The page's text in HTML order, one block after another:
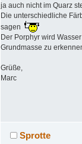
ja auch nicht im Quarz
Die unterschiedliche
sagen
Der Porphyr wird
Grundmasse zu
Grüße,
Marc
Sprotte